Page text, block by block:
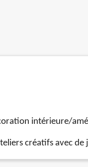
intérieure/
créatifs avec de